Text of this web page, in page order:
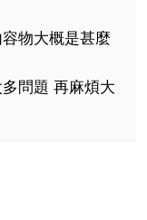
物大概是甚麼
問題 再麻煩大